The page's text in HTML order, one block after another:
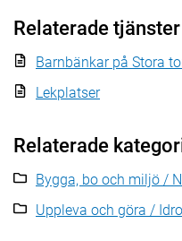
Relaterade tjänster
Barnbänkar på Stora
Lekplatser
Relaterade
Bygga, bo och miljö /
Uppleva och göra /